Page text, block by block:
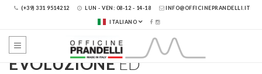
(+39) 331 9514212 LUN - VEN: 08-12 - 14-18 INFO@OFFICINEPRANDELLI.IT
ITALIANO
VEDI DETTAGLI TUTTE LE LINEE
EVOLUZIONEED